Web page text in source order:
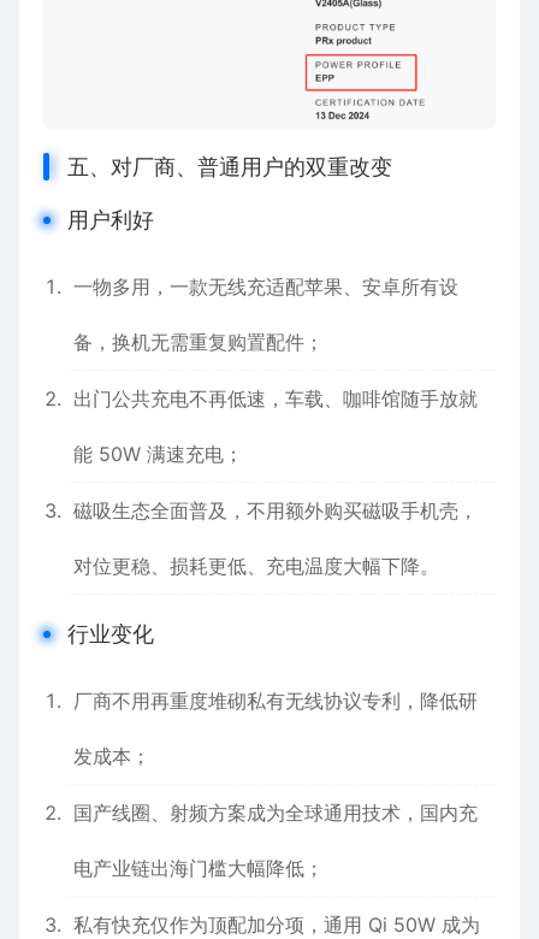
五、对厂商、普通用户的双重改变
用户利好
一物多用，一款无线充适配苹果、安卓所有设
备，换机无需重复购置配件；
出门公共充电不再低速，车载、咖啡馆随手放就
能 50W 满速充电；
磁吸生态全面普及，不用额外购买磁吸手机壳，
对位更稳、损耗更低、充电温度大幅下降。
行业变化
厂商不用再重度堆砌私有无线协议专利，降低研
发成本；
国产线圈、射频方案成为全球通用技术，国内充
电产业链出海门槛大幅降低；
私有快充仅作为顶配加分项，通用 Qi 50W 成为